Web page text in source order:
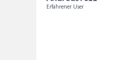
Erfahrener User